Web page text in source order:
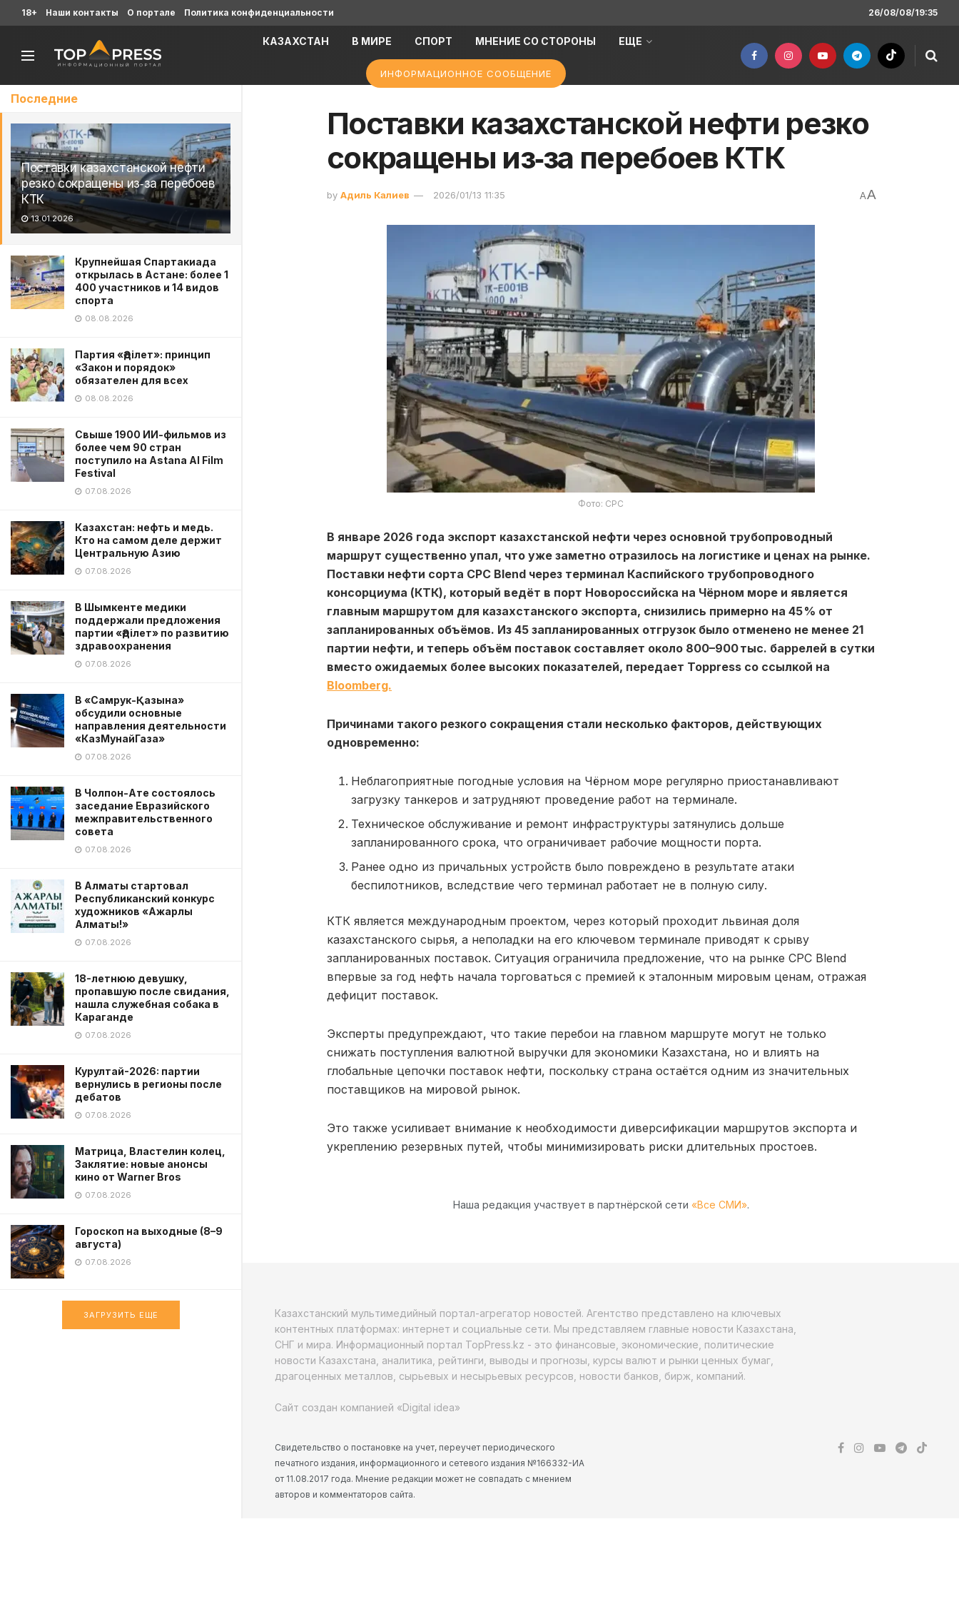
Последние
Поставки казахстанской нефти
резко сокращены из‑за перебоев
КТК
13.01.2026
Крупнейшая Спартакиада
открылась в Астане: более 1
400 участников и 14 видов
спорта
08.08.2026
Партия «Әділет»: принцип
«Закон и порядок»
обязателен для всех
08.08.2026
Свыше 1900 ИИ-фильмов из
более чем 90 стран
поступило на Astana AI Film
Festival
07.08.2026
Казахстан: нефть и медь.
Кто на самом деле держит
Центральную Азию
07.08.2026
В Шымкенте медики
поддержали предложения
партии «Әділет» по развитию
здравоохранения
07.08.2026
В «Самрук-Қазына»
обсудили основные
направления деятельности
«КазМунайГаза»
07.08.2026
В Чолпон-Ате состоялось
заседание Евразийского
межправительственного
совета
07.08.2026
В Алматы стартовал
Республиканский конкурс
художников «Ажарлы
Алматы!»
07.08.2026
18-летнюю девушку,
пропавшую после свидания,
нашла служебная собака в
Караганде
07.08.2026
Курултай-2026: партии
вернулись в регионы после
дебатов
07.08.2026
Матрица, Властелин колец,
Заклятие: новые анонсы
кино от Warner Bros
07.08.2026
Гороскоп на выходные (8–9
августа)
07.08.2026
ЗАГРУЗИТЬ ЕЩЕ
18+ Наши контакты О портале Политика конфиденциальности 26/08/08/19:35
КАЗАХСТАН В МИРЕ СПОРТ МНЕНИЕ СО СТОРОНЫ ЕЩЕ
ИНФОРМАЦИОННОЕ СООБЩЕНИЕ
Поставки казахстанской нефти резко
сокращены из‑за перебоев КТК
by Адиль Калиев 2026/01/13 11:35 AA
Фото: CPC
В январе 2026 года экспорт казахстанской нефти через основной трубопроводный
маршрут существенно упал, что уже заметно отразилось на логистике и ценах на рынке.
Поставки нефти сорта CPC Blend через терминал Каспийского трубопроводного
консорциума (КТК), который ведёт в порт Новороссийска на Чёрном море и является
главным маршрутом для казахстанского экспорта, снизились примерно на 45 % от
запланированных объёмов. Из 45 запланированных отгрузок было отменено не менее 21
партии нефти, и теперь объём поставок составляет около 800–900 тыс. баррелей в сутки
вместо ожидаемых более высоких показателей, передает Toppress со ссылкой на
Bloomberg.
Причинами такого резкого сокращения стали несколько факторов, действующих
одновременно:
Неблагоприятные погодные условия на Чёрном море регулярно приостанавливают
загрузку танкеров и затрудняют проведение работ на терминале.
Техническое обслуживание и ремонт инфраструктуры затянулись дольше
запланированного срока, что ограничивает рабочие мощности порта.
Ранее одно из причальных устройств было повреждено в результате атаки
беспилотников, вследствие чего терминал работает не в полную силу.
КТК является международным проектом, через который проходит львиная доля
казахстанского сырья, а неполадки на его ключевом терминале приводят к срыву
запланированных поставок. Ситуация ограничила предложение, что на рынке CPC Blend
впервые за год нефть начала торговаться с премией к эталонным мировым ценам, отражая
дефицит поставок.
Эксперты предупреждают, что такие перебои на главном маршруте могут не только
снижать поступления валютной выручки для экономики Казахстана, но и влиять на
глобальные цепочки поставок нефти, поскольку страна остаётся одним из значительных
поставщиков на мировой рынок.
Это также усиливает внимание к необходимости диверсификации маршрутов экспорта и
укреплению резервных путей, чтобы минимизировать риски длительных простоев.
Наша редакция участвует в партнёрской сети «Все СМИ».
Казахстанский мультимедийный портал-агрегатор новостей. Агентство представлено на ключевых
контентных платформах: интернет и социальные сети. Мы представляем главные новости Казахстана,
СНГ и мира. Информационный портал TopPress.kz - это финансовые, экономические, политические
новости Казахстана, аналитика, рейтинги, выводы и прогнозы, курсы валют и рынки ценных бумаг,
драгоценных металлов, сырьевых и несырьевых ресурсов, новости банков, бирж, компаний.
Сайт создан компанией «Digital idea»
Свидетельство о постановке на учет, переучет периодического
печатного издания, информационного и сетевого издания №166332-ИА
от 11.08.2017 года. Мнение редакции может не совпадать с мнением
авторов и комментаторов сайта.